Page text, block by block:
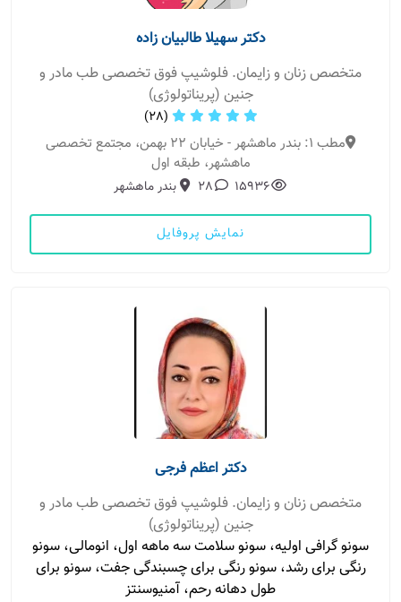
دکتر سهیلا طالبیان زاده
متخصص زنان و زایمان. فلوشیپ فوق تخصصی طب مادر و
جنین (پریناتولوژی)
(28)
مطب 1: بندر ماهشهر - خیابان ۲۲ بهمن، مجتمع تخصصی
ماهشهر، طبقه اول
15936
28 بندر ماهشهر
نمایش پروفایل
دکتر اعظم فرجی
متخصص زنان و زایمان. فلوشیپ فوق تخصصی طب مادر و
جنین (پریناتولوژی)
سونو گرافی اولیه، سونو سلامت سه ماهه اول، انومالی، سونو
رنگی برای رشد، سونو رنگی برای چسبندگی جفت، سونو برای
طول دهانه رحم، آمنیوسنتز